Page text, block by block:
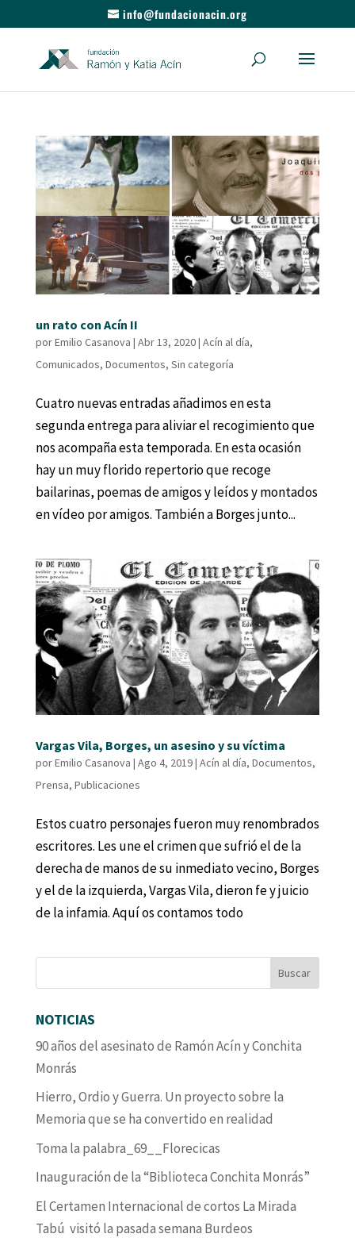
info@fundacionacin.org
un rato con Acín II
porEmilio Casanova | Abr 13, 2020| Acín al día,
Comunicados, Documentos, Sin categoría
Cuatro nuevas entradas añadimos en esta
segunda entrega para aliviar el recogimiento que
nos acompaña esta temporada. En esta ocasión
hay un muy florido repertorio que recoge
bailarinas, poemas de amigos y leídos y montados
en vídeo por amigos. También a Borges junto...
Vargas Vila, Borges, un asesino y su víctima
porEmilio Casanova | Ago 4, 2019| Acín al día, Documentos,
Prensa, Publicaciones
Estos cuatro personajes fueron muy renombrados
escritores. Les une el crimen que sufrió el de la
derecha de manos de su inmediato vecino, Borges
y el de la izquierda, Vargas Vila, dieron fe y juicio
de la infamia. Aquí os contamos todo
NOTICIAS
90 años del asesinato de Ramón Acín y Conchita
Monrás
Hierro, Ordio y Guerra. Un proyecto sobre la
Memoria que se ha convertido en realidad
Toma la palabra_69__Florecicas
Inauguración de la “Biblioteca Conchita Monrás”
El Certamen Internacional de cortos La Mirada
Tabú visitó la pasada semana Burdeos